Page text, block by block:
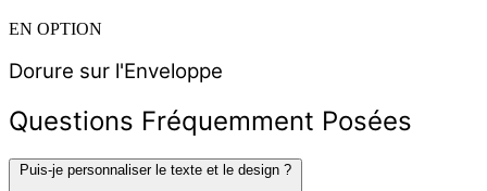
EN OPTION
Dorure sur l'Enveloppe
Questions Fréquemment Posées
Puis-je personnaliser le texte et le design ?